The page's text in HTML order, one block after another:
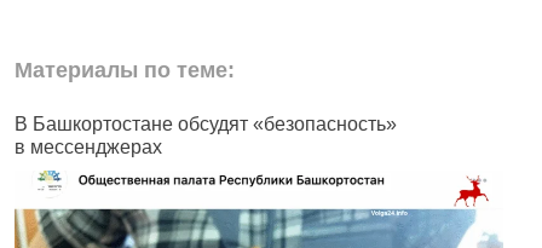
Материалы по теме:
В Башкортостане обсудят «безопасность»
в мессенджерах